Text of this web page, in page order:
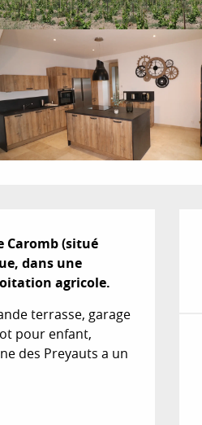
Caromb (situé
dans une
agricole.
terrasse, garage
pour enfant,
des Preyauts a un